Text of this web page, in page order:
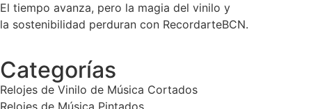
El tiempo avanza, pero la magia del vinilo y
la sostenibilidad perduran con RecordarteBCN.
Categorías
Relojes de Vinilo de Música Cortados